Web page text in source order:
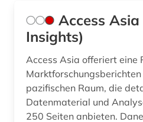
börsenkurs (2)
bücher (1)
Access Asia (Business
Insights)
Access Asia offeriert eine
pazifischen Raum, die
Datenmaterial und
250 Seiten anbieten.